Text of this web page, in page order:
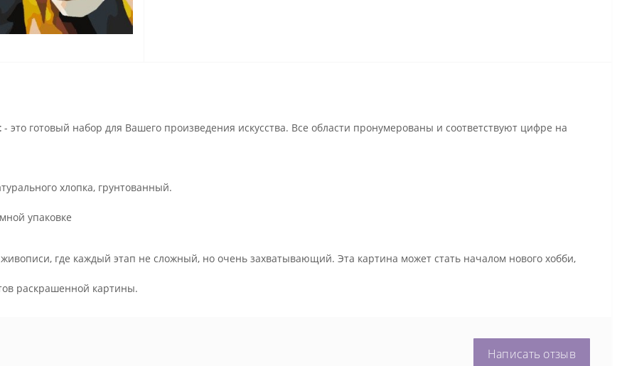
- это готовый набор для Вашего произведения искусства. Все области пронумерованы и соответствуют цифре на
хлопка, грунтованный.
упаковке
где каждый этап не сложный, но очень захватывающий. Эта картина может стать началом нового хобби,
раскрашенной картины.
Написать отзыв